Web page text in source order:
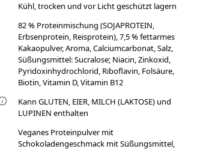
Kühl, trocken und vor Licht geschützt lagern
82 % Proteinmischung (SOJAPROTEIN,
Erbsenprotein, Reisprotein), 7,5 % fettarmes
Kakaopulver, Aroma, Calciumcarbonat, Salz,
Süßungsmittel: Sucralose; Niacin, Zinkoxid,
Pyridoxinhydrochlorid, Riboflavin, Folsäure,
Biotin, Vitamin D, Vitamin B12
Kann GLUTEN, EIER, MILCH (LAKTOSE) und
LUPINEN enthalten
Veganes Proteinpulver mit
Schokoladengeschmack mit Süßungsmittel,